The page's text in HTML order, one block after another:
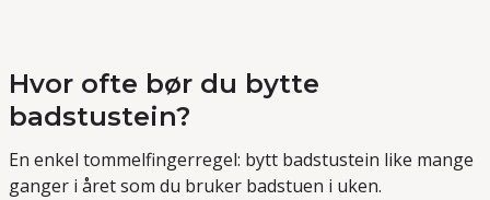
Hvor ofte bør du bytte
badstustein?
En enkel tommelfingerregel: bytt badstustein like mange
ganger i året som du bruker badstuen i uken.